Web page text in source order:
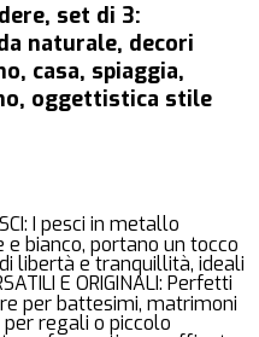
set di 3:
naturale, decori
casa, spiaggia,
oggettistica stile
I pesci in metallo
bianco, portano un tocco
libertà e tranquillità, ideali
E ORIGINALI: Perfetti
per battesimi, matrimoni
regali o piccolo